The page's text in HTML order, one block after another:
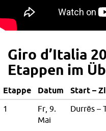
Giro d’Italia
Etappen im
Etappe Datum Start –
1
Fr, 9.
Mai
Durrës –